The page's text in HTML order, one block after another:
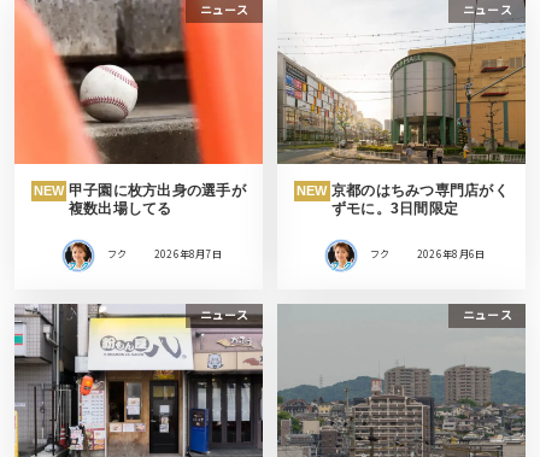
ニュース
NEW 甲子園に枚方出身の選手が
複数出場してる
フク 2026年8月7日
ニュース
NEW 京都のはちみつ専門店がく
ずモに。3日間限定
フク 2026年8月6日
ニュース ニュース